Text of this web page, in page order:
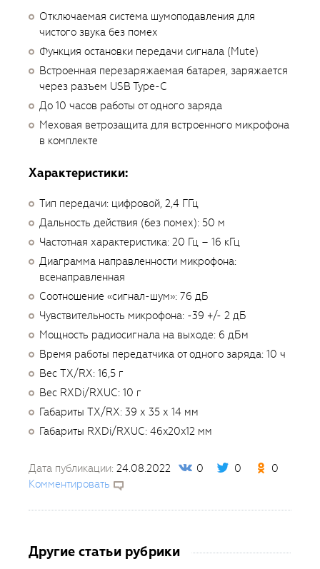
Отключаемая система шумоподавления для
чистого звука без помех
Функция остановки передачи сигнала (Mute)
Встроенная перезаряжаемая батарея, заряжается
через разъем USB Type-C
До 10 часов работы от одного заряда
Меховая ветрозащита для встроенного микрофона
в комплекте
Характеристики:
Тип передачи: цифровой, 2,4 ГГц
Дальность действия (без помех): 50 м
Частотная характеристика: 20 Гц – 16 кГц
Диаграмма направленности микрофона:
всенаправленная
Соотношение «сигнал-шум»: 76 дБ
Чувствительность микрофона: -39 +/- 2 дБ
Мощность радиосигнала на выходе: 6 дБм
Время работы передатчика от одного заряда: 10 ч
Вес TX/RX: 16,5 г
Вес RXDi/RXUC: 10 г
Габариты TX/RX: 39 х 35 х 14 мм
Габариты RXDi/RXUC: 46x20x12 мм
Дата публикации: 24.08.2022 0 0
0
Комментировать
Другие статьи рубрики